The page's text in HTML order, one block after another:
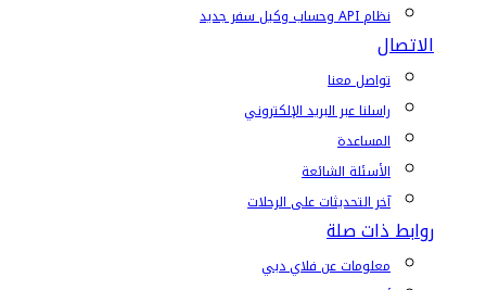
نظام API وحساب وكيل سفر جديد
الاتصال
تواصل معنا
راسلنا عبر البريد الإلكتروني
المساعدة
الأسئلة الشائعة
آخر التحديثات على الرحلات
روابط ذات صلة
معلومات عن فلاي دبي